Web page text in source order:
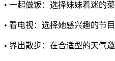
• 一起做饭：选择妹妹着迷的
• 看电视：选择她感兴趣的节
• 界出散步：在合适型的天气